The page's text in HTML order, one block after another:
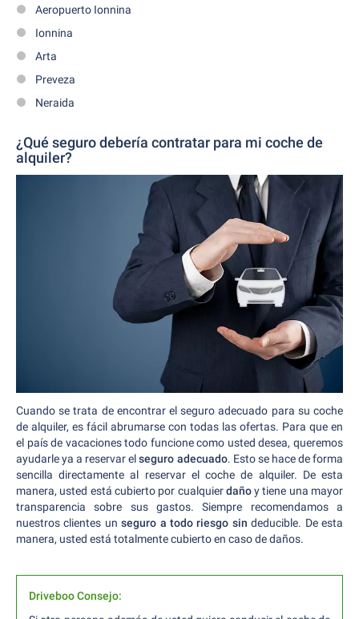
Aeropuerto Ionnina
Ionnina
Arta
Preveza
Neraida
¿Qué seguro debería contratar para mi coche de
alquiler?
Cuando se trata de encontrar el seguro adecuado para su coche
de alquiler, es fácil abrumarse con todas las ofertas. Para que en
el país de vacaciones todo funcione como usted desea, queremos
ayudarle ya a reservar elseguro adecuado. Esto se hace de forma
sencilla directamente al reservar el coche de alquiler. De esta
manera, usted está cubierto por cualquierdañoy tiene una mayor
transparencia sobre sus gastos. Siempre recomendamos a
nuestros clientes unseguro a todo riesgo sin deducible. De esta
manera, usted está totalmente cubierto en caso de daños.
Driveboo Consejo: